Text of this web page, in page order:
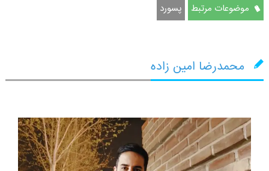
موضوعات مرتبط پسورد
محمدرضا امین زاده